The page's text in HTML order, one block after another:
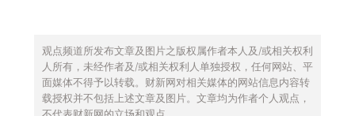
下图展示的是一些亚洲国家及地区，30到34
岁女性中从未结过婚的人的比例。蓝色的柱子是
1970年的数据，红色的是2010年的数据。中国大
观点频道所发布文章及图片之版权属作者本人及/或相关权利
人所有，未经作者及/或相关权利人单独授权，任何网站、平
面媒体不得予以转载。财新网对相关媒体的网站信息内容转
载授权并不包括上述文章及图片。文章均为作者个人观点，
不代表财新网的立场和观点。